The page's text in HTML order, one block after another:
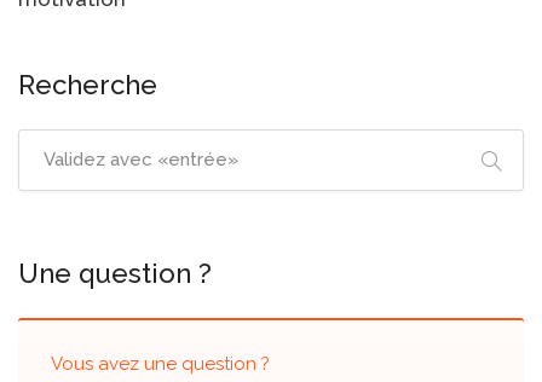
Recherche
Une question ?
Vous avez une question ?